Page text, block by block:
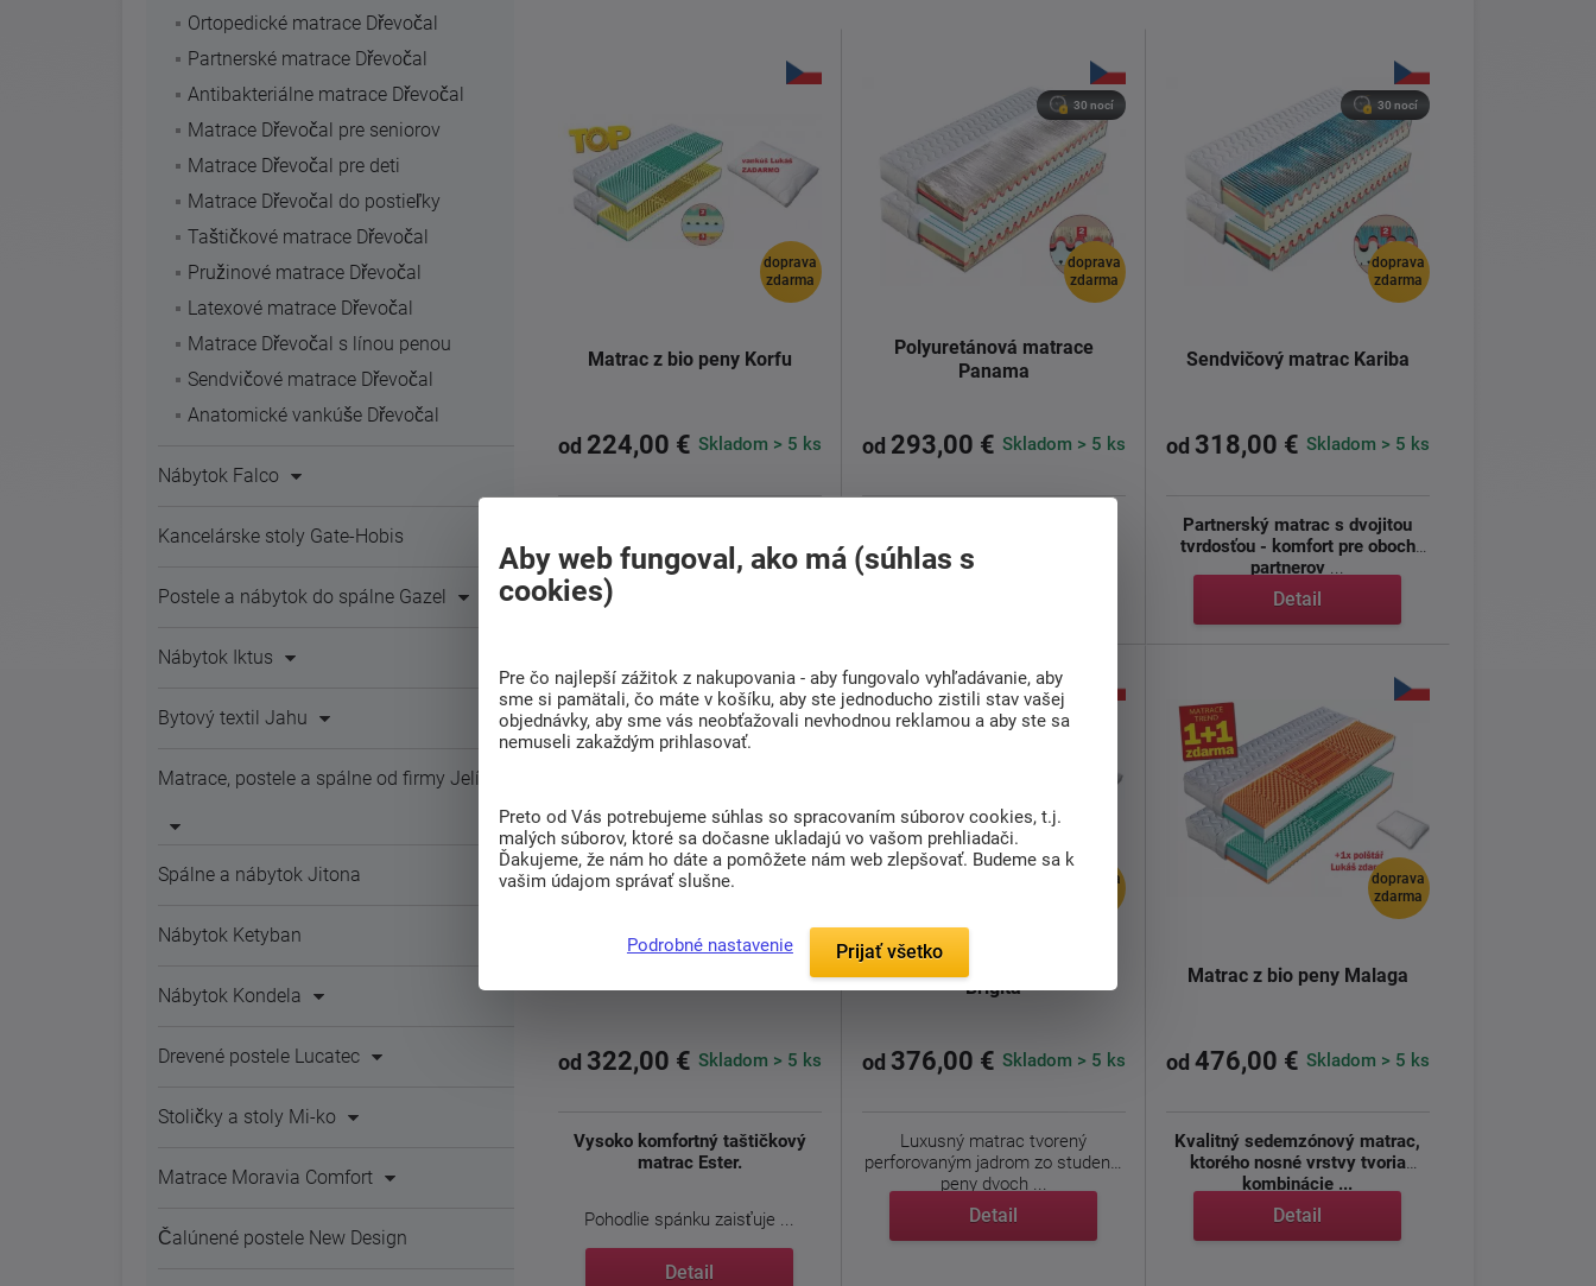
Ortopedické matrace Dřevočal
Partnerské matrace Dřevočal
Antibakteriálne matrace Dřevočal
Matrace Dřevočal pre seniorov
Matrace Dřevočal pre deti
Matrace Dřevočal do postieľky
Taštičkové matrace Dřevočal
Pružinové matrace Dřevočal
Latexové matrace Dřevočal
Matrace Dřevočal s línou penou
Sendvičové matrace Dřevočal
Anatomické vankúše Dřevočal
Nábytok Falco
Kancelárske stoly Gate-Hobis
Postele a nábytok do spálne Gazel
Nábytok Iktus
Bytový textil Jahu
Matrace, postele a spálne od firmy Jelínek
Spálne a nábytok Jitona
Nábytok Ketyban
Nábytok Kondela
Drevené postele Lucatec
Stoličky a stoly Mi-ko
Matrace Moravia Comfort
Čalúnené postele New Design
doprava
zdarma
Matrac z bio peny Korfu
od 224,00 € Skladom > 5 ks
kombináciou dosiek dvoch
studených pien s ...
doprava
zdarma
30 nocí
Polyuretánová matrace
Panama
od 293,00 € Skladom > 5 ks
komfort, odolnosť a zdravý
spánok
doprava
zdarma
30 nocí
Sendvičový matrac Kariba
od 318,00 € Skladom > 5 ks
Partnerský matrac s dvojitou
tvrdosťou - komfort pre oboch
partnerov ...
Detail
od 322,00 € Skladom > 5 ks
Vysoko komfortný taštičkový
matrac Ester.
Pohodlie spánku zaisťuje ...
Detail
doprava
Matrac zo studenej peny
Brigita
od 376,00 € Skladom > 5 ks
Luxusný matrac tvorený
perforovaným jadrom zo studenej
peny dvoch ...
Detail
doprava
zdarma
Matrac z bio peny Malaga
od 476,00 € Skladom > 5 ks
Kvalitný sedemzónový matrac,
ktorého nosné vrstvy tvoria
kombinácie ...
Detail
Aby web fungoval, ako má (súhlas s
cookies)
Pre čo najlepší zážitok z nakupovania - aby fungovalo vyhľadávanie, aby
sme si pamätali, čo máte v košíku, aby ste jednoducho zistili stav vašej
objednávky, aby sme vás neobťažovali nevhodnou reklamou a aby ste sa
nemuseli zakaždým prihlasovať.
Preto od Vás potrebujeme súhlas so spracovaním súborov cookies, t.j.
malých súborov, ktoré sa dočasne ukladajú vo vašom prehliadači.
Ďakujeme, že nám ho dáte a pomôžete nám web zlepšovať. Budeme sa k
vašim údajom správať slušne.
Podrobné nastavenie Prijať všetko